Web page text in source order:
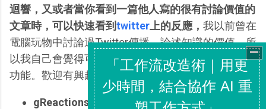
迴響，又或者當你看到一篇他人寫的很有討論價值的
文章時，可以快速看到twitter 上的反應， 我以前曾在
電腦玩物中討論過Twitter傳播、論述知識的價值，所
以我自己會覺得可以看到Twitter社群的反應是很棒的
功能。歡迎有興趣的朋友試試看！
gReactions：
https://addons.mozilla.org/zh-